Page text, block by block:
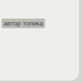
автор топика